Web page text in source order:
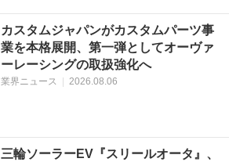
カスタムジャパンがカスタムパーツ事
業を本格展開、第一弾としてオーヴァ
ーレーシングの取扱強化へ
業界ニュース 2026.08.06
三輪ソーラーEV『スリールオータ』、